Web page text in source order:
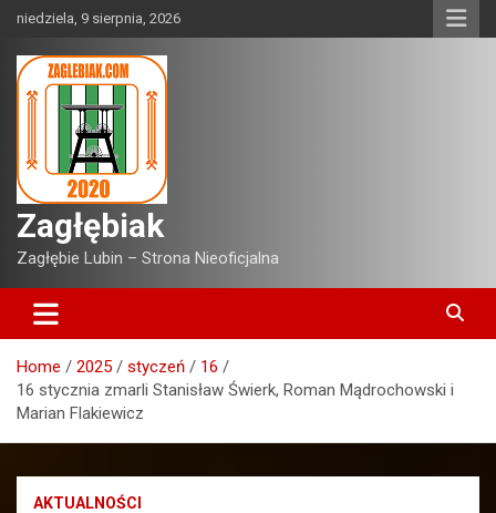
Skip
content
niedziela, 9 sierpnia, 2026
Zagłębiak
Zagłębie Lubin – Strona Nieoficjalna
Home 2025 styczeń
16
16 stycznia zmarli Stanisław Świerk, Roman Mądrochowski i
Marian Flakiewicz
AKTUALNOŚCI